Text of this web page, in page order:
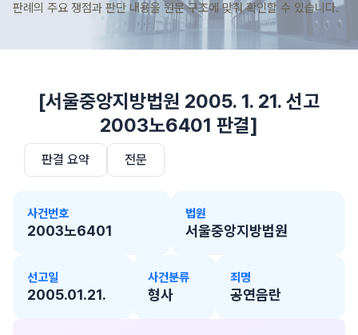
판례의 주요 쟁점과 판단 내용을 원문 구조에 맞춰 확인할 수 있습니다.
[서울중앙지방법원 2005. 1. 21. 선고
2003노6401 판결]
판결 요약 전문
사건번호
2003노6401
법원
서울중앙지방법원
선고일
2005.01.21.
사건분류
형사
죄명
공연음란